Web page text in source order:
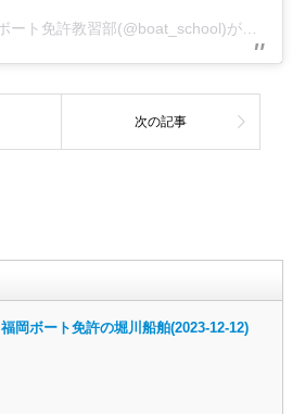
堀川船舶株式会社 ボート免許教習部(@boat_school)がシェアした投稿
次の記事
福岡ボート免許の堀川船舶(2023-12-12)